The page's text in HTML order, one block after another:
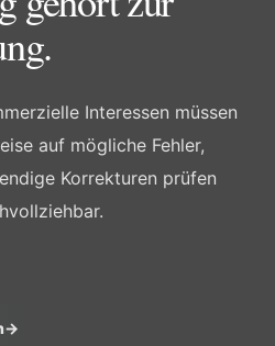
Interessen müssen
auf mögliche Fehler,
Korrekturen prüfen
→